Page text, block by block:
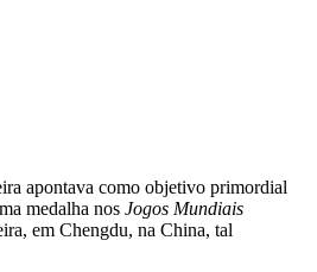
apontava como objetivo primordial
medalha nos Jogos Mundiais
em Chengdu, na China, tal